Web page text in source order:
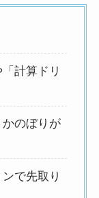
計算ドリ
かのぼりが
で先取り